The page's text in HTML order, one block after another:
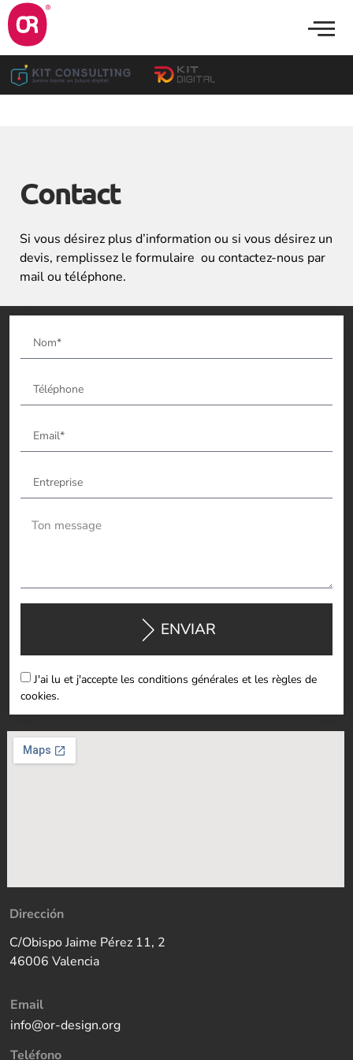
Contact
Si vous désirez plus d’information ou si vous désirez un
devis, remplissez le formulaire ou contactez-nous par
mail ou téléphone.
J'ai lu et j'accepte les conditions générales et les règles de
cookies.
ENVIAR
Dirección
C/Obispo Jaime Pérez 11, 2
46006 Valencia
Email
info@or-design.org
Teléfono